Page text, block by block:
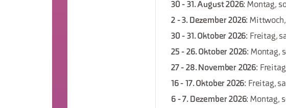
30 - 31. August 2026: Montag,
2 - 3. Dezember 2026:
30 - 31. Oktober 2026: Freitag,
25 - 26. Oktober 2026: Montag,
27 - 28. November 2026:
16 - 17. Oktober 2026: Freitag,
6 - 7. Dezember 2026: Montag,